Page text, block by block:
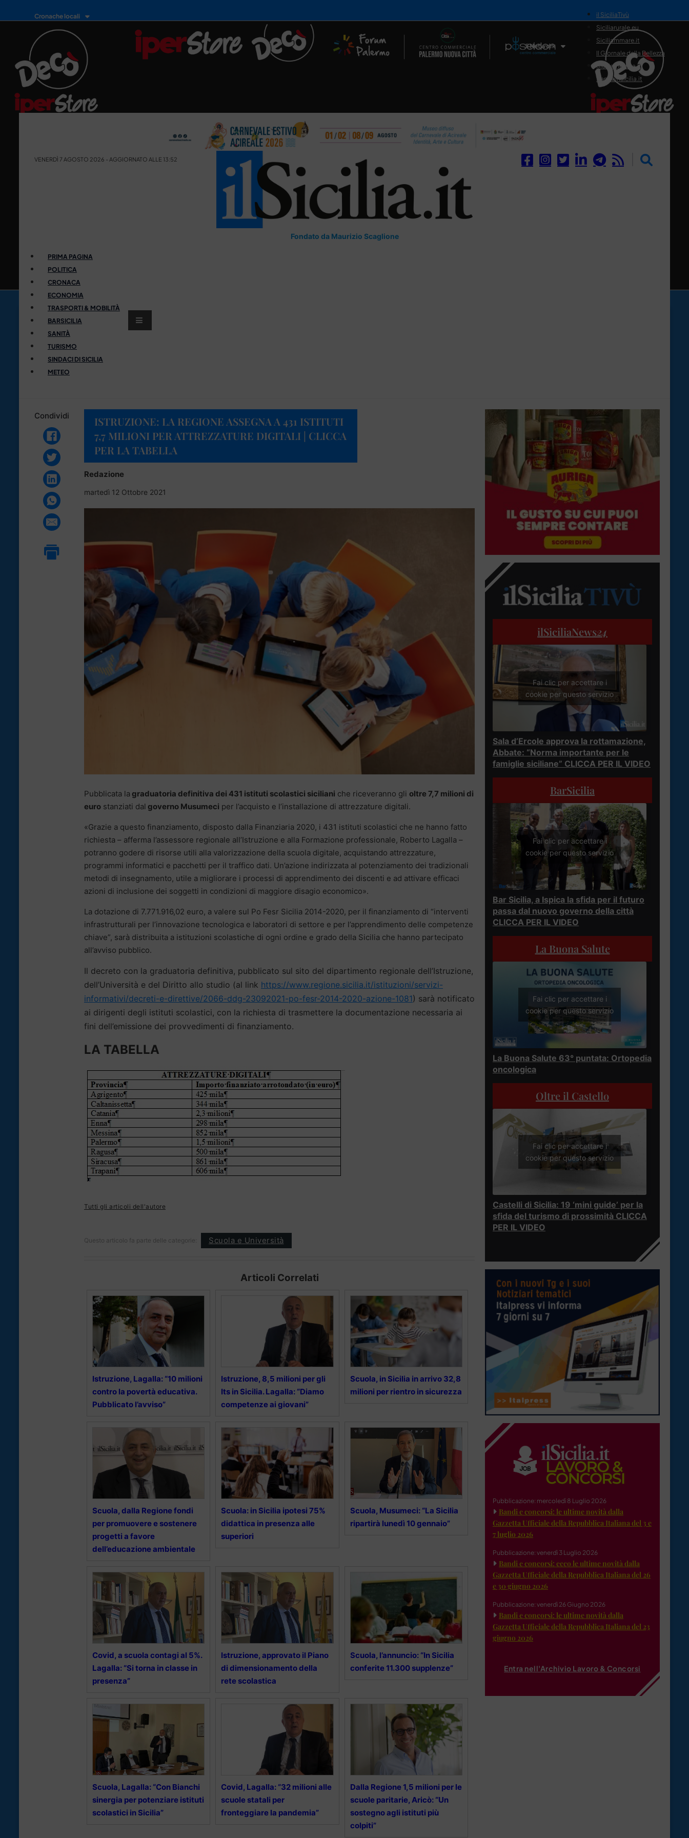
Cronache locali
Il Network
il SiciliaTivù
Siciliarurale.eu
Siciliammare.it
Il Giornale della Bellezza
Siciliamedica.it
Sanitainsicilia.it
VENERDÌ 7 AGOSTO 2026 - AGGIORNATO ALLE 13:52
Fondato da Maurizio Scaglione
PRIMA PAGINA
POLITICA
CRONACA
ECONOMIA
TRASPORTI & MOBILITÀ
BARSICILIA
SANITÀ
TURISMO
SINDACI DI SICILIA
METEO
Condividi
ISTRUZIONE: LA REGIONE ASSEGNA A 431 ISTITUTI
7,7 MILIONI PER ATTREZZATURE DIGITALI | CLICCA
PER LA TABELLA
Redazione
martedì 12 Ottobre 2021
Pubblicata la graduatoria definitiva dei 431 istituti scolastici siciliani che riceveranno gli oltre 7,7 milioni di
euro stanziati dal governo Musumeci per l’acquisto e l’installazione di attrezzature digitali.
«Grazie a questo finanziamento, disposto dalla Finanziaria 2020, i 431 istituti scolastici che ne hanno fatto
richiesta – afferma l’assessore regionale all’Istruzione e alla Formazione professionale, Roberto Lagalla –
potranno godere di risorse utili alla valorizzazione della scuola digitale, acquistando attrezzature,
programmi informatici e pacchetti per il traffico dati. Un’azione indirizzata al potenziamento dei tradizionali
metodi di insegnamento, utile a migliorare i processi di apprendimento dei discenti e ad attivare efficaci
azioni di inclusione dei soggetti in condizioni di maggiore disagio economico».
La dotazione di 7.771.916,02 euro, a valere sul Po Fesr Sicilia 2014-2020, per il finanziamento di “interventi
infrastrutturali per l’innovazione tecnologica e laboratori di settore e per l’apprendimento delle competenze
chiave”, sarà distribuita a istituzioni scolastiche di ogni ordine e grado della Sicilia che hanno partecipato
all’avviso pubblico.
Il decreto con la graduatoria definitiva, pubblicato sul sito del dipartimento regionale dell’Istruzione,
dell’Università e del Diritto allo studio (al link https://www.regione.sicilia.it/istituzioni/servizi-
informativi/decreti-e-direttive/2066-ddg-23092021-po-fesr-2014-2020-azione-1081) sarà notificato
ai dirigenti degli istituti scolastici, con la richiesta di trasmettere la documentazione necessaria ai
fini dell’emissione dei provvedimenti di finanziamento.
LA TABELLA
Tutti gli articoli dell'autore
Questo articolo fa parte delle categorie: Scuola e Università
Articoli Correlati
Istruzione, Lagalla: “10 milioni
contro la povertà educativa.
Pubblicato l’avviso”
Istruzione, 8,5 milioni per gli
Its in Sicilia. Lagalla: “Diamo
competenze ai giovani”
Scuola, in Sicilia in arrivo 32,8
milioni per rientro in sicurezza
Scuola, dalla Regione fondi
per promuovere e sostenere
progetti a favore
dell’educazione ambientale
Scuola: in Sicilia ipotesi 75%
didattica in presenza alle
superiori
Scuola, Musumeci: “La Sicilia
ripartirà lunedì 10 gennaio”
Covid, a scuola contagi al 5%.
Lagalla: “Si torna in classe in
presenza”
Istruzione, approvato il Piano
di dimensionamento della
rete scolastica
Scuola, l’annuncio: “In Sicilia
conferite 11.300 supplenze”
Scuola, Lagalla: “Con Bianchi
sinergia per potenziare istituti
scolastici in Sicilia”
Covid, Lagalla: “32 milioni alle
scuole statali per
fronteggiare la pandemia”
Dalla Regione 1,5 milioni per le
scuole paritarie, Aricò: “Un
sostegno agli istituti più
colpiti”
ilSiciliaNews24
Fai clic per accettare i
cookie per questo servizio
Sala d’Ercole approva la rottamazione,
Abbate: “Norma importante per le
famiglie siciliane” CLICCA PER IL VIDEO
BarSicilia
Fai clic per accettare i
cookie per questo servizio
Bar Sicilia, a Ispica la sfida per il futuro
passa dal nuovo governo della città
CLICCA PER IL VIDEO
La Buona Salute
Fai clic per accettare i
cookie per questo servizio
La Buona Salute 63° puntata: Ortopedia
oncologica
Oltre il Castello
Fai clic per accettare i
cookie per questo servizio
Castelli di Sicilia: 19 ‘mini guide’ per la
sfida del turismo di prossimità CLICCA
PER IL VIDEO
Pubblicazione: mercoledì 8 Luglio 2026
Bandi e concorsi: le ultime novità dalla
Gazzetta Ufficiale della Repubblica Italiana del 3 e
7 luglio 2026
Pubblicazione: venerdì 3 Luglio 2026
Bandi e concorsi: ecco le ultime novità dalla
Gazzetta Ufficiale della Repubblica Italiana del 26
e 30 giugno 2026
Pubblicazione: venerdì 26 Giugno 2026
Bandi e concorsi: le ultime novità dalla
Gazzetta Ufficiale della Repubblica Italiana del 23
giugno 2026
Entra nell'Archivio Lavoro & Concorsi